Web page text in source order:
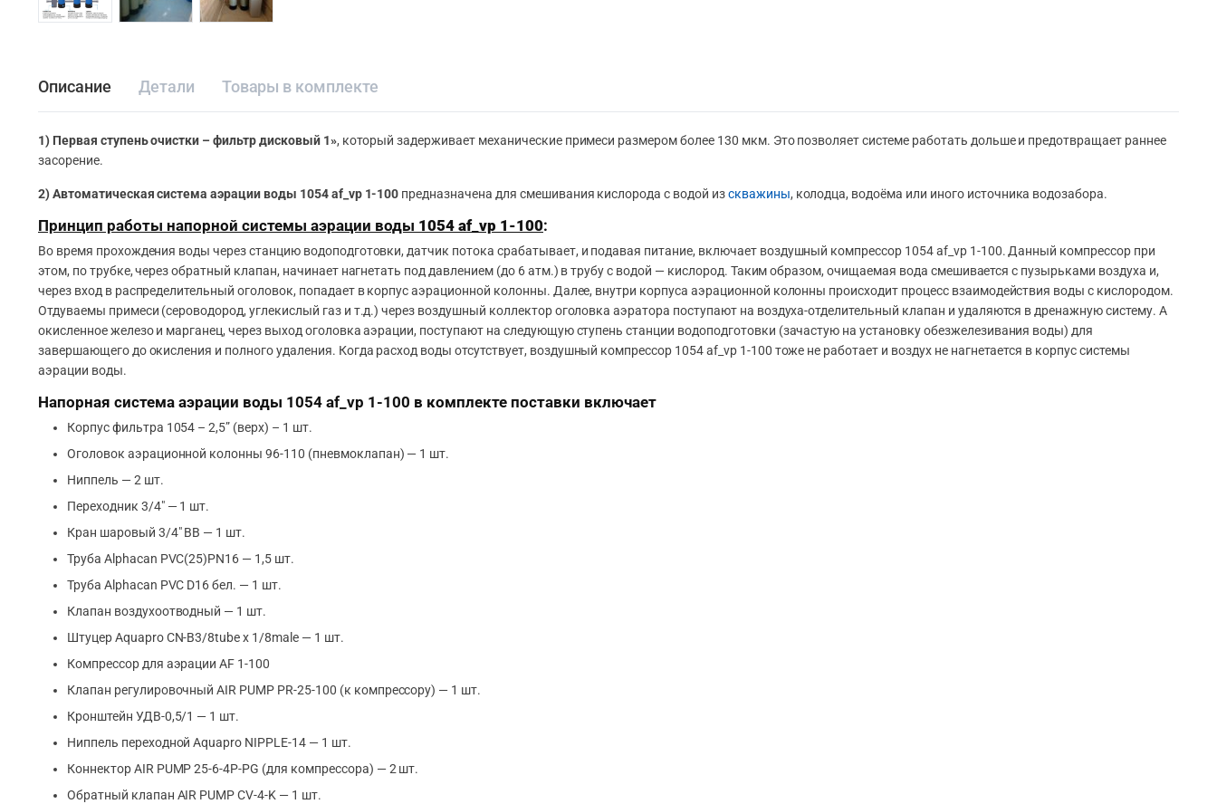
Описание Детали Товары в комплекте
1) Первая ступень очистки – фильтр дисковый 1», который задерживает механические примеси размером более 130 мкм. Это позволяет системе работать дольше и предотвращает раннее
засорение.
2) Автоматическая система аэрации воды 1054 af_vp 1-100 предназначена для смешивания кислорода с водой изскважины, колодца, водоёма или иного источника водозабора.
Принцип работы напорной системы аэрации воды 1054 af_vp 1-100:
Во время прохождения воды через станцию водоподготовки, датчик потока срабатывает, и подавая питание, включает воздушный компрессор 1054 af_vp 1-100. Данный компрессор при
этом, по трубке, через обратный клапан, начинает нагнетать под давлением (до 6 атм.) в трубу с водой — кислород. Таким образом, очищаемая вода смешивается с пузырьками воздуха и,
через вход в распределительный оголовок, попадает в корпус аэрационной колонны. Далее, внутри корпуса аэрационной колонны происходит процесс взаимодействия воды с кислородом.
Отдуваемы примеси (сероводород, углекислый газ и т.д.) через воздушный коллектор оголовка аэратора поступают на воздуха-отделительный клапан и удаляются в дренажную систему. А
окисленное железо и марганец, через выход оголовка аэрации, поступают на следующую ступень станции водоподготовки (зачастую на установку обезжелезивания воды) для
завершающего до окисления и полного удаления. Когда расход воды отсутствует, воздушный компрессор 1054 af_vp 1-100 тоже не работает и воздух не нагнетается в корпус системы
аэрации воды.
Напорная система аэрации воды 1054 af_vp 1-100 в комплекте поставки включает
Корпус фильтра 1054 – 2,5” (верх) – 1 шт.
Оголовок аэрационной колонны 96-110 (пневмоклапан) — 1 шт.
Ниппель — 2 шт.
Переходник 3/4″ — 1 шт.
Кран шаровый 3/4″ ВВ — 1 шт.
Труба Аlphacan PVC(25)PN16 — 1,5 шт.
Труба Аlphacan PVC D16 бел. — 1 шт.
Клапан воздухоотводный — 1 шт.
Штуцер Aquapro CN-B3/8tube x 1/8male — 1 шт.
Компрессор для аэрации AF 1-100
Клапан регулировочный AIR PUMP РR-25-100 (к компрессору) — 1 шт.
Кронштейн УДВ-0,5/1 — 1 шт.
Ниппель переходной Aquapro NIPPLE-14 — 1 шт.
Коннектор AIR PUMP 25-6-4P-PG (для компрессора) — 2 шт.
Обратный клапан AIR PUMP CV-4-K — 1 шт.